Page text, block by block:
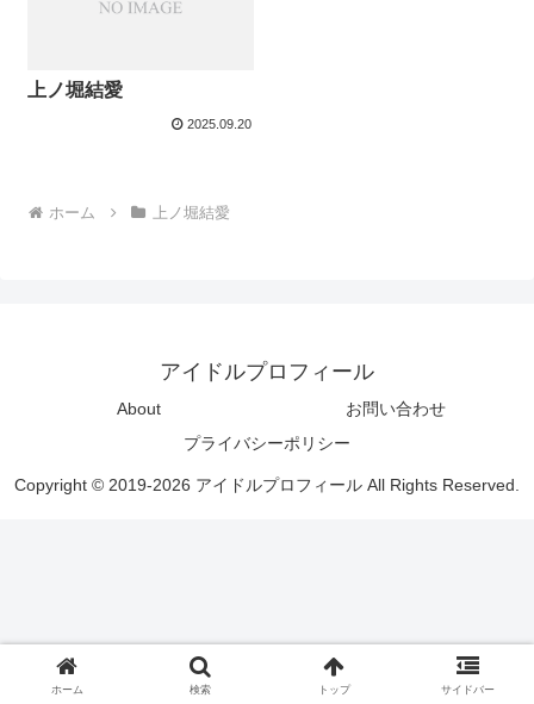
上ノ堀結愛
2025.09.20
ホーム 上ノ堀結愛
アイドルプロフィール
About
お問い合わせ
プライバシーポリシー
Copyright © 2019-2026 アイドルプロフィール All Rights Reserved.
ホーム 検索 トップ サイドバー